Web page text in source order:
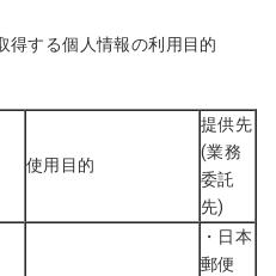
得する個人情報の利用目的
使用目的
提供先
(業務
委託
先)
・ 日本
郵便